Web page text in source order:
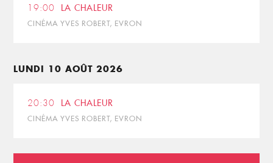
19:00 LA CHALEUR
CINÉMA YVES ROBERT, EVRON
LUNDI 10 AOÛT 2026
20:30 LA CHALEUR
CINÉMA YVES ROBERT, EVRON